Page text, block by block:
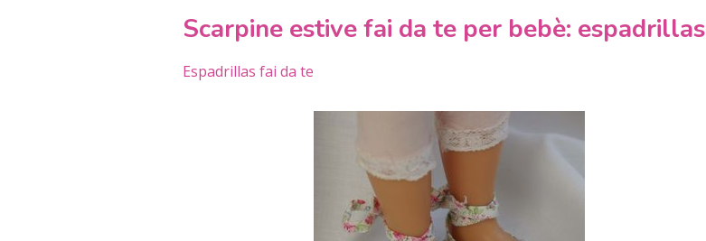
Scarpine estive fai da te per bebè: espadrillas
Espadrillas fai da te